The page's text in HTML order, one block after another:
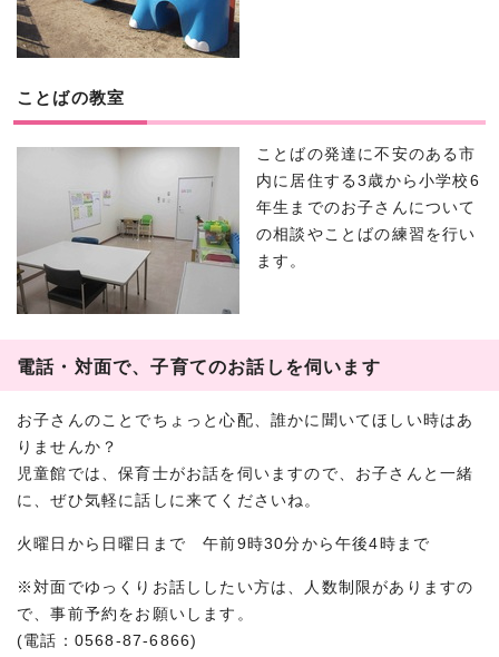
ことばの教室
ことばの発達に不安のある市
内に居住する3歳から小学校6
年生までのお子さんについて
の相談やことばの練習を行い
ます。
電話・対面で、子育てのお話しを伺います
お子さんのことでちょっと心配、誰かに聞いてほしい時はあ
りませんか？
児童館では、保育士がお話を伺いますので、お子さんと一緒
に、ぜひ気軽に話しに来てくださいね。
火曜日から日曜日まで 午前9時30分から午後4時まで
※対面でゆっくりお話ししたい方は、人数制限がありますの
で、事前予約をお願いします。
(電話：0568-87-6866)